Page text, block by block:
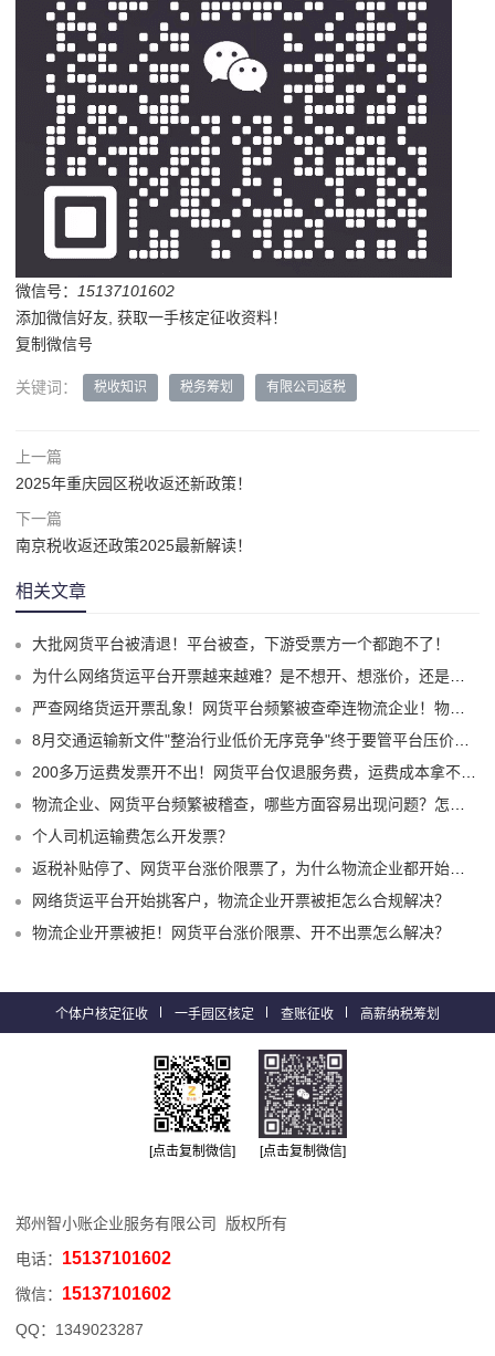
微信号：
15137101602
添加微信好友, 获取一手核定征收资料！
复制微信号
关键词： 税收知识 税务筹划 有限公司返税
上一篇
2025年重庆园区税收返还新政策！
下一篇
南京税收返还政策2025最新解读！
相关文章
大批网货平台被清退！平台被查，下游受票方一个都跑不了！
为什么网络货运平台开票越来越难？是不想开、想涨价，还是真的开不出来了？
严查网络货运开票乱象！网货平台频繁被查牵连物流企业！物流企业该怎么合规拿到运费成本票？
8月交通运输新文件"整治行业低价无序竞争"终于要管平台压价了？
200多万运费发票开不出！网货平台仅退服务费，运费成本拿不到怎么办？
物流企业、网货平台频繁被稽查，哪些方面容易出现问题？怎么实现合规经营？
个人司机运输费怎么开发票？
返税补贴停了、网货平台涨价限票了，为什么物流企业都开始选择1%司机运费成本票了？
网络货运平台开始挑客户，物流企业开票被拒怎么合规解决？
物流企业开票被拒！网货平台涨价限票、开不出票怎么解决？
个体户核定征收 一手园区核定 查账征收 高薪纳税筹划
[点击复制微信] [点击复制微信]
郑州智小账企业服务有限公司 版权所有
电话： 15137101602
微信： 15137101602
QQ： 1349023287